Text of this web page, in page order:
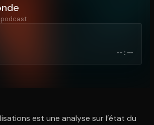
Appareil photo, pointe sur le code. C'est gratuit à
:
--:--
est une analyse sur l’état du